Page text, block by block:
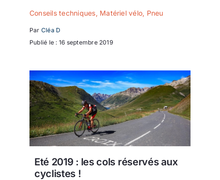
Conseils techniques, Matériel vélo, Pneu
Par Cléa D
Publié le : 16 septembre 2019
Eté 2019 : les cols réservés aux
cyclistes !